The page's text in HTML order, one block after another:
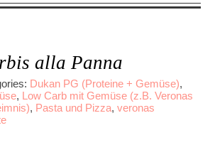
alla Panna
Dukan PG (Proteine + Gemüse),
, Low Carb mit Gemüse (z.B. Veronas
, Pasta und Pizza, veronas